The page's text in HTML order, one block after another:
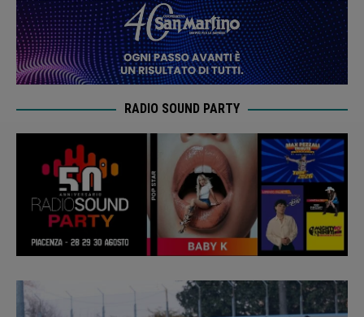
RADIO SOUND PARTY